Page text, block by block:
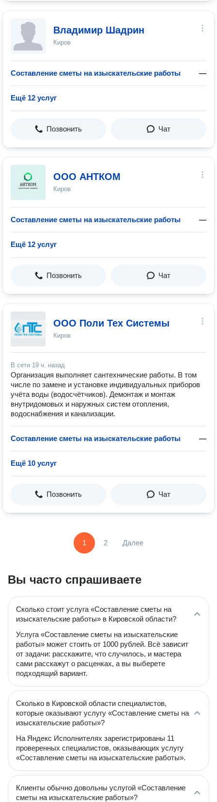
Владимир Шадрин
Киров
Составление сметы на изыскательские работы —
Ещё 12 услуг
Позвонить Чат
ООО АНТКОМ
Киров
Составление сметы на изыскательские работы —
Ещё 12 услуг
Позвонить Чат
ООО Поли Тех Системы
Киров
В сети 19 ч. назад
Организация выполняет сантехнические работы. В том
числе по замене и установке индивидуальных приборов
учёта воды (водосчётчиков). Демонтаж и монтаж
внутридомовых и наружных систем отопления,
водоснабжения и канализации.
Составление сметы на изыскательские работы —
Ещё 10 услуг
Позвонить Чат
1 2 Далее
Вы часто спрашиваете
Сколько стоит услуга «Составление сметы на
изыскательские работы» в Кировской области?
Услуга «Составление сметы на изыскательские
работы» может стоить от 1000 рублей. Всё зависит
от задачи: расскажите, что случилось, и мастера
сами расскажут о расценках, а вы выберете
подходящий вариант.
Сколько в Кировской области специалистов,
которые оказывают услугу «Составление сметы на
изыскательские работы»?
На Яндекс Исполнителях зарегистрированы 11
проверенных специалистов, оказывающих услугу
«Составление сметы на изыскательские работы».
Клиенты обычно довольны услугой «Составление
сметы на изыскательские работы»?